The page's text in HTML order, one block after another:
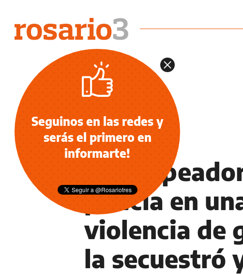
POLICIALES
Un
policía en
violencia de
la secuestró
Seguinos en las redes y
serás el primero en
informarte!